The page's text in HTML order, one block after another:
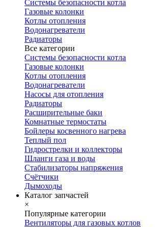
Системы безопасности котла
Газовые колонки
Котлы отопления
Водонагреватели
Радиаторы
Все категории
Системы безопасности котла
Газовые колонки
Котлы отопления
Водонагреватели
Насосы для отопления
Радиаторы
Расширительные баки
Комнатные термостаты
Бойлеры косвенного нагрева
Теплый пол
Гидрострелки и коллекторы
Шланги газа и воды
Стабилизаторы напряжения
Счётчики
Дымоходы
Каталог запчастей
×
Популярные категории
Вентиляторы для газовых котлов